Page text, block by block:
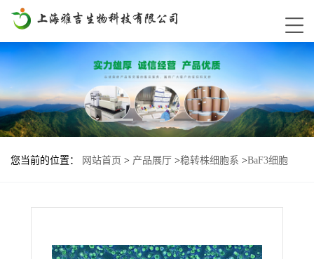
您当前的位置： 网站首页 > 产品展厅 >稳转株细胞系 >BaF3细胞